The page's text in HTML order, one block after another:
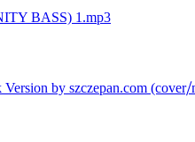
BASS) 1.mp3
by szczepan.com